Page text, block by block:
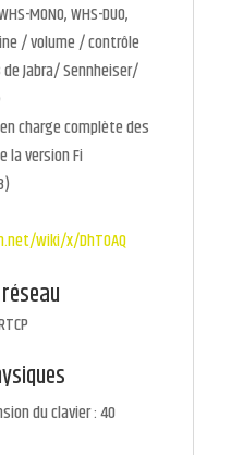
MONO, WHS-DUO,
/ volume / contrôle
Jabra/ Sennheiser/
en charge complète des
la version Fi
wiki/x/DhTOAQ
du clavier : 40